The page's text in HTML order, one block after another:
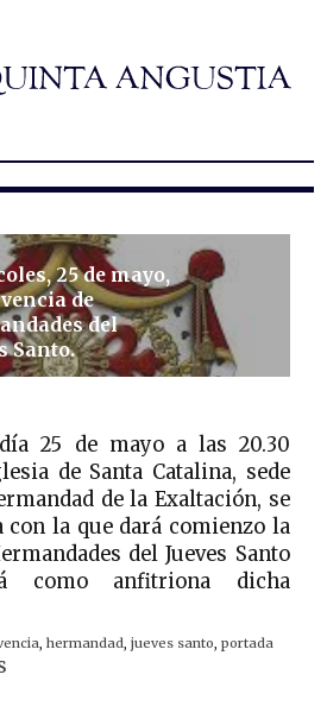
25 de mayo,
de
del
Santo.
25 de mayo a las 20.30
de Santa Catalina, sede
de la Exaltación, se
con la que dará comienzo la
del Jueves Santo
como anfitriona dicha
,hermandad ,jueves santo ,portada